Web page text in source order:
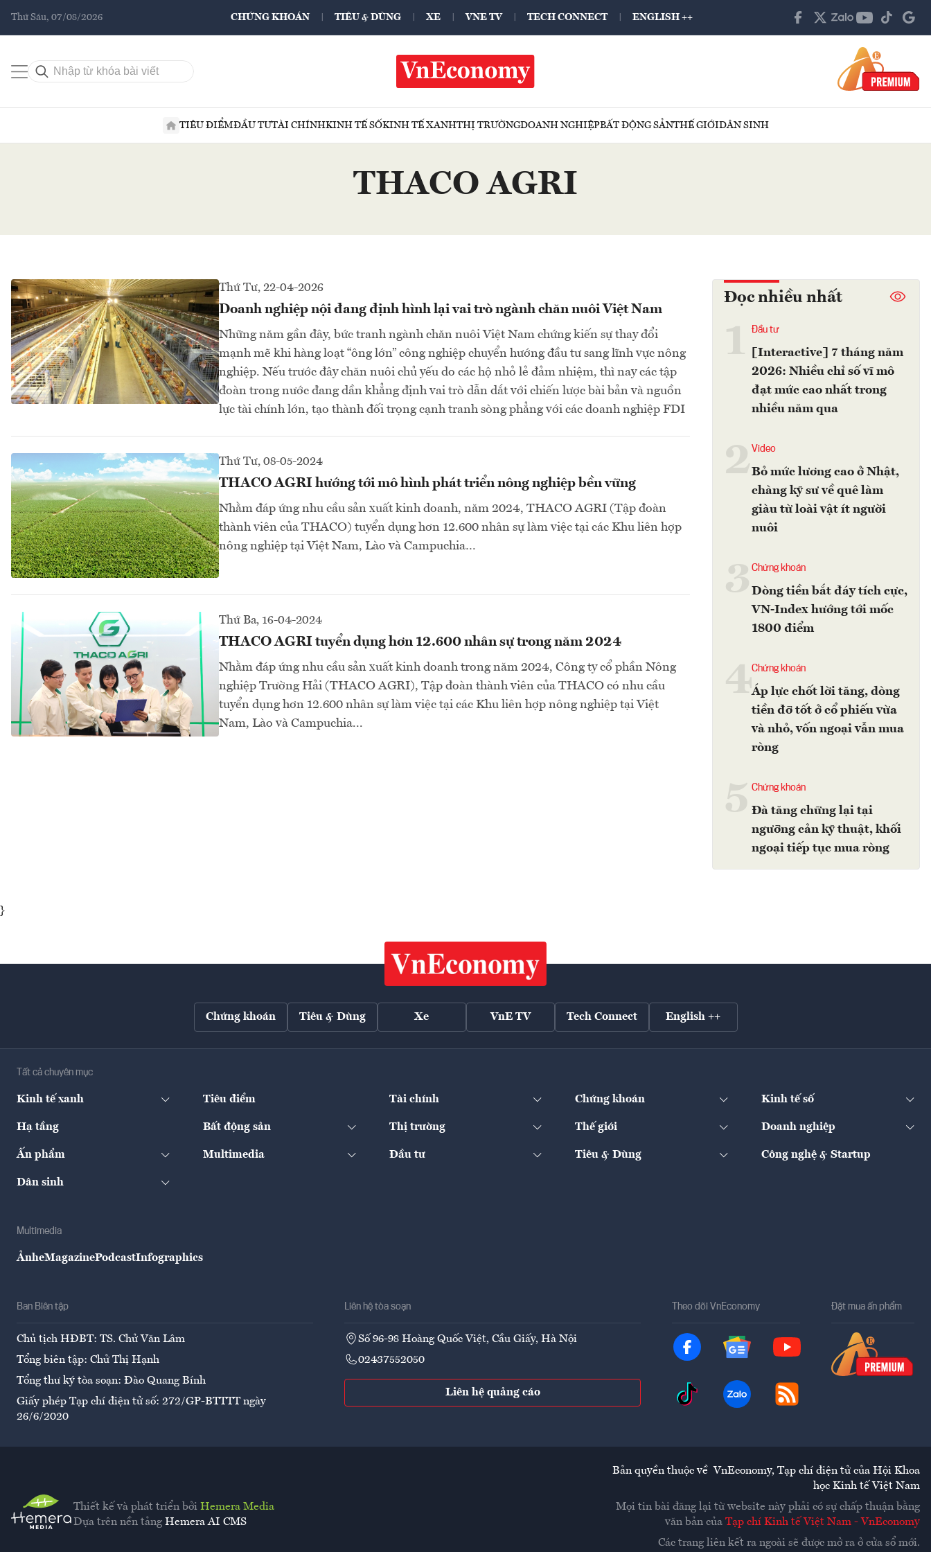
Thứ Sáu, 07/08/2026 CHỨNG KHOÁN TIÊU & DÙNG XE VNE TV TECH CONNECT ENGLISH ++
TIÊU ĐIỂMĐẦU TƯTÀI CHÍNHKINH TẾ SỐKINH TẾ XANHTHỊ TRƯỜNGDOANH NGHIỆPBẤT ĐỘNG SẢNTHẾ GIỚIDÂN SINH
THACO AGRI
Thứ Tư, 22-04-2026
Doanh nghiệp nội đang định hình lại vai trò ngành chăn nuôi Việt Nam
Những năm gần đây, bức tranh ngành chăn nuôi Việt Nam chứng kiến sự thay đổi
mạnh mẽ khi hàng loạt “ông lớn” công nghiệp chuyển hướng đầu tư sang lĩnh vực nông
nghiệp. Nếu trước đây chăn nuôi chủ yếu do các hộ nhỏ lẻ đảm nhiệm, thì nay các tập
đoàn trong nước đang dần khẳng định vai trò dẫn dắt với chiến lược bài bản và nguồn
lực tài chính lớn, tạo thành đối trọng cạnh tranh sòng phẳng với các doanh nghiệp FDI
Thứ Tư, 08-05-2024
THACO AGRI hướng tới mô hình phát triển nông nghiệp bền vững
Nhằm đáp ứng nhu cầu sản xuất kinh doanh, năm 2024, THACO AGRI (Tập đoàn
thành viên của THACO) tuyển dụng hơn 12.600 nhân sự làm việc tại các Khu liên hợp
nông nghiệp tại Việt Nam, Lào và Campuchia…
Thứ Ba, 16-04-2024
THACO AGRI tuyển dụng hơn 12.600 nhân sự trong năm 2024
Nhằm đáp ứng nhu cầu sản xuất kinh doanh trong năm 2024, Công ty cổ phần Nông
nghiệp Trường Hải (THACO AGRI), Tập đoàn thành viên của THACO có nhu cầu
tuyển dụng hơn 12.600 nhân sự làm việc tại các Khu liên hợp nông nghiệp tại Việt
Nam, Lào và Campuchia...
Đọc nhiều nhất
Đầu tư
[Interactive] 7 tháng năm
2026: Nhiều chỉ số vĩ mô
đạt mức cao nhất trong
nhiều năm qua
2Video
Bỏ mức lương cao ở Nhật,
chàng kỹ sư về quê làm
giàu từ loài vật ít người
nuôi
Chứng khoán
Dòng tiền bắt đáy tích cực,
VN-Index hướng tới mốc
1800 điểm
4Chứng khoán
Áp lực chốt lời tăng, dòng
tiền đỡ tốt ở cổ phiếu vừa
và nhỏ, vốn ngoại vẫn mua
ròng
Chứng khoán
Đà tăng chững lại tại
ngưỡng cản kỹ thuật, khối
ngoại tiếp tục mua ròng
}
Chứng khoán Tiêu & Dùng Xe VnE TV Tech Connect English ++
Tất cả chuyên mục
Kinh tế xanh Tiêu điểm Tài chính Chứng khoán Kinh tế số
Hạ tầng Bất động sản Thị trường Thế giới Doanh nghiệp
Ấn phẩm Multimedia Đầu tư Tiêu & Dùng Công nghệ & Startup
Dân sinh
Multimedia
ẢnheMagazinePodcastInfographics
Ban Biên tập
Chủ tịch HĐBT: TS. Chử Văn Lâm
Tổng biên tập: Chử Thị Hạnh
Tổng thư ký tòa soạn: Đào Quang Bính
Giấy phép Tạp chí điện tử số: 272/GP-BTTTT ngày
26/6/2020
Liên hệ tòa soạn
Số 96-98 Hoàng Quốc Việt, Cầu Giấy, Hà Nội
02437552050
Liên hệ quảng cáo
Theo dõi VnEconomy Đặt mua ấn phẩm
Thiết kế và phát triển bởi Hemera Media
Dựa trên nền tảng Hemera AI CMS
Bản quyền thuộc về VnEconomy, Tạp chí điện tử của Hội Khoa
học Kinh tế Việt Nam
Mọi tin bài đăng lại từ website này phải có sự chấp thuận bằng
văn bản của Tạp chí Kinh tế Việt Nam - VnEconomy
Các trang liên kết ra ngoài sẽ được mở ra ở cửa sổ mới.